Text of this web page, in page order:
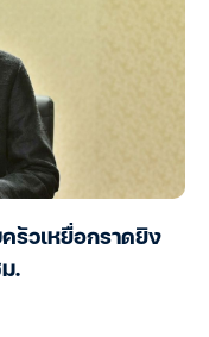
รัวเหยื่อกราดยิง
.